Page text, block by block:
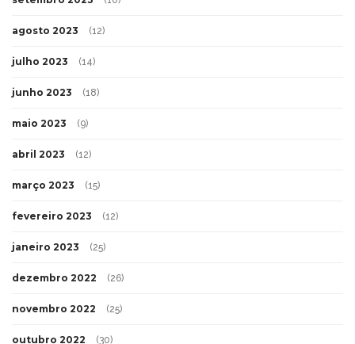
agosto 2023 (12)
julho 2023 (14)
junho 2023 (18)
maio 2023 (9)
abril 2023 (12)
março 2023 (15)
fevereiro 2023 (12)
janeiro 2023 (25)
dezembro 2022 (26)
novembro 2022 (25)
outubro 2022 (30)